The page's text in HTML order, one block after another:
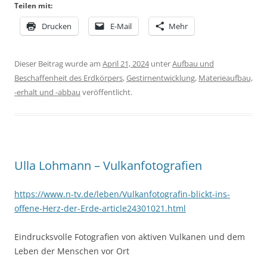
Teilen mit:
Drucken E-Mail Mehr
Dieser Beitrag wurde am April 21, 2024unterAufbau und
Beschaffenheit des Erdkörpers,Gestirnentwicklung, Materieaufbau,
-erhalt und -abbau veröffentlicht.
Ulla Lohmann – Vulkanfotografien
https://www.n-tv.de/leben/Vulkanfotografin-blickt-ins-
offene-Herz-der-Erde-article24301021.html
Eindrucksvolle Fotografien von aktiven Vulkanen und dem
Leben der Menschen vor Ort